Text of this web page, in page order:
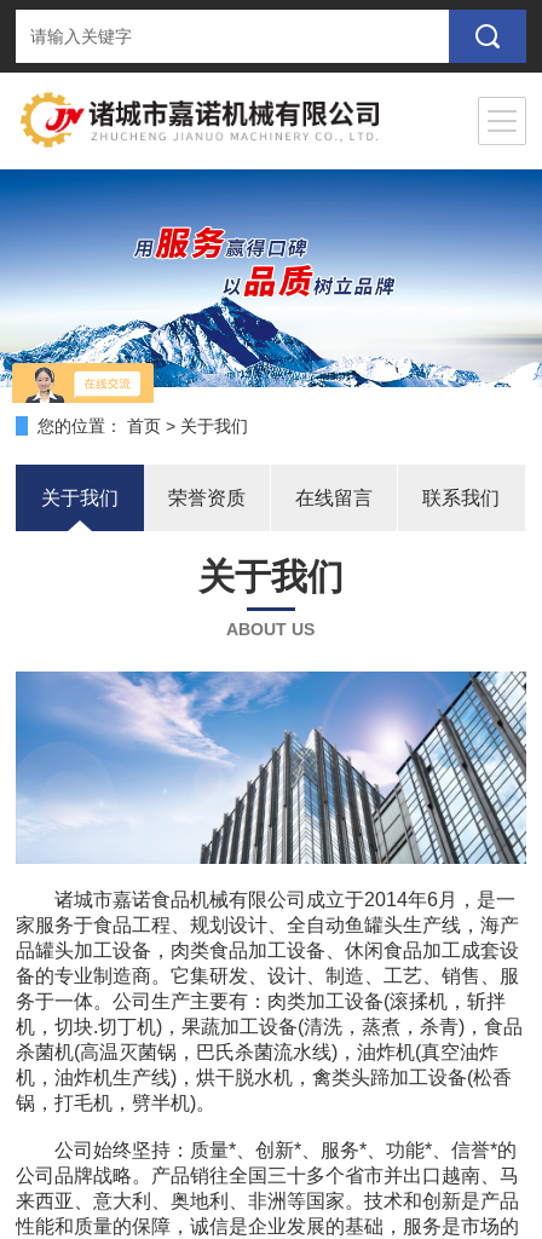
您的位置： 首页 > 关于我们
关于我们 荣誉资质 在线留言 联系我们
关于我们
ABOUT US
诸城市嘉诺食品机械有限公司成立于2014年6月，是一
家服务于食品工程、规划设计、全自动鱼罐头生产线，海产
品罐头加工设备，肉类食品加工设备、休闲食品加工成套设
备的专业制造商。它集研发、设计、制造、工艺、销售、服
务于一体。公司生产主要有：肉类加工设备(滚揉机，斩拌
机，切块.切丁机)，果蔬加工设备(清洗，蒸煮，杀青)，食品
杀菌机(高温灭菌锅，巴氏杀菌流水线)，油炸机(真空油炸
机，油炸机生产线)，烘干脱水机，禽类头蹄加工设备(松香
锅，打毛机，劈半机)。
公司始终坚持：质量*、创新*、服务*、功能*、信誉*的
公司品牌战略。产品销往全国三十多个省市并出口越南、马
来西亚、意大利、奥地利、非洲等国家。技术和创新是产品
性能和质量的保障，诚信是企业发展的基础，服务是市场的